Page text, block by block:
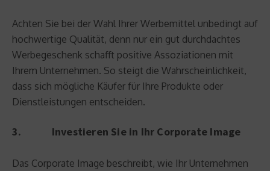
Achten Sie bei der Wahl Ihrer Werbemittel unbedingt auf
hochwertige Qualität, denn nur ein gut durchdachtes
Werbegeschenk schafft positive Assoziationen mit
Ihrem Unternehmen. So steigt die Wahrscheinlichkeit,
dass sich mögliche Käufer für Ihre Produkte oder
Dienstleistungen entscheiden.
3. Investieren Sie in Ihr Corporate Image
Das Corporate Image beschreibt, wie Ihr Unternehmen